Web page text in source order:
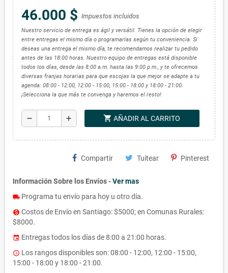
46.000 $ Impuestos incluidos
Nuestro servicio de entrega es ágil y versátil. Tienes la opción de elegir
entre entregas el mismo día o programarlas según tu conveniencia. Si
deseas una entrega el mismo día, te recomendamos realizar tu pedido
antes de las 18:00 horas. Nuestro equipo de entregas está disponible
todos los días, desde las 8:00 a.m. hasta las 9:00 p.m., y te ofrecemos
diversas franjas horarias para que escojas la que mejor se adapte a tu
agenda: 08:00 - 12:00, 12:00 - 15:00, 15:00 - 18:00 y 18:00 - 21:00.
¡Selecciona la que más te convenga y haremos el resto!
remove add shopping_cart AÑADIR AL CARRITO
Compartir Tuitear Pinterest
Información Sobre los Envíos -Ver mas
local_shipping Programa tu envío para hoy u otro día.
monetization_on Costos de Envío en Santiago: $5000; en Comunas Rurales:
$8000.
event Entregas todos los días de 8:00 a 21:00 horas.
access_time Los rangos disponibles son: 08:00 - 12:00, 12:00 - 15:00,
15:00 - 18:00 y 18:00 - 21:00.